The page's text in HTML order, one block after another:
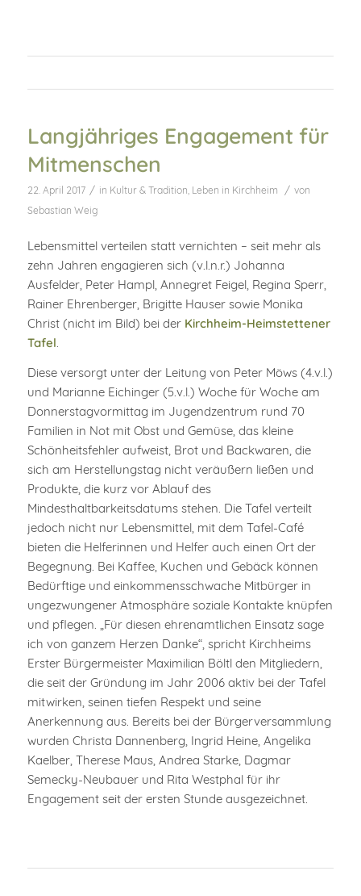
Langjähriges Engagement für
Mitmenschen
22. April 2017 / in Kultur & Tradition Leben in Kirchheim / von
Sebastian Weig
Lebensmittel verteilen statt vernichten – seit mehr als
zehn Jahren engagieren sich (v.l.n.r.) Johanna
Ausfelder, Peter Hampl, Annegret Feigel, Regina Sperr,
Rainer Ehrenberger, Brigitte Hauser sowie Monika
Christ (nicht im Bild) bei der Kirchheim-Heimstettener
Tafel.
Diese versorgt unter der Leitung von Peter Möws (4.v.l.)
und Marianne Eichinger (5.v.l.) Woche für Woche am
Donnerstagvormittag im Jugendzentrum rund 70
Familien in Not mit Obst und Gemüse, das kleine
Schönheitsfehler aufweist, Brot und Backwaren, die
sich am Herstellungstag nicht veräußern ließen und
Produkte, die kurz vor Ablauf des
Mindesthaltbarkeitsdatums stehen. Die Tafel verteilt
jedoch nicht nur Lebensmittel, mit dem Tafel-Café
bieten die Helferinnen und Helfer auch einen Ort der
Begegnung. Bei Kaffee, Kuchen und Gebäck können
Bedürftige und einkommensschwache Mitbürger in
ungezwungener Atmosphäre soziale Kontakte knüpfen
und pflegen. „Für diesen ehrenamtlichen Einsatz sage
ich von ganzem Herzen Danke“, spricht Kirchheims
Erster Bürgermeister Maximilian Böltl den Mitgliedern,
die seit der Gründung im Jahr 2006 aktiv bei der Tafel
mitwirken, seinen tiefen Respekt und seine
Anerkennung aus. Bereits bei der Bürgerversammlung
wurden Christa Dannenberg, Ingrid Heine, Angelika
Kaelber, Therese Maus, Andrea Starke, Dagmar
Semecky-Neubauer und Rita Westphal für ihr
Engagement seit der ersten Stunde ausgezeichnet.